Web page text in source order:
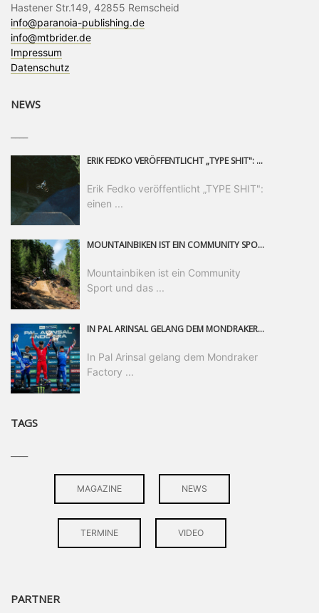
Hastener Str.149, 42855 Remscheid
info@paranoia-publishing.de
info@mtbrider.de
Impressum
Datenschutz
NEWS
ERIK FEDKO VERÖFFENTLICHT „TYPE SHIT": EINEN 23-MINÜTIGEN MOUNTAINBIKE-FILM, ÜBER DREI JAHRE RUND UM DIE WELT GEDREHT. ZEITGLEICH LAUNCHT ER DIE GLEICHNAMIGE KOLLEKTION SEINER BRAND TYPE. EIN SEGMENT DES FILMS ERSCHEINT SEPARAT AUF RED BULL BIKE.
Erik Fedko veröffentlicht „TYPE SHIT":
einen ...
MOUNTAINBIKEN IST EIN COMMUNITY SPORT UND DAS BEWEIST SICH IN DER BIKE REPUBLIC SÖLDEN GERADE EINDRUCKSVOLL AUF ALLEN LEVELN. FREERIDE PROFI, SHAPERIN UND FRISCH GEWÄHLTE SWATCH NINES MVP VERO SANDLER IST BEGEISTERT VON DER VIELFALT DER BIKE DESTINATION, DER NEUEN JUMPLINE UND PLÄDIERT FÜR MUT BEI (FRAUEN) COMMUNITIES. VERO UND IHR VERLOBTER SAM HODGES VERBRINGEN MEHRERE MONATE IN DER BIKE REPUBLIC UND LASSEN UNS DARAN TEILHABEN. UM COMMUNITY GEHT ES AUCH BEI DER PARTNERSCHAFT ZWISCHEN SÖLDEN UND DEM NEUEN RIDERS PARK DONOVALY IN DER SLOWAKEI: DER DORTIGE TOURISMUSDIREKTOR JIRI PEC IST ÜBERZEUGT: VON MEHR BIKEPARKS PROFITIERT DIE GANZE MTB-SZENE – UND MIT DOMINIK LINSER, GESCHÄFTSFÜHRER DER BRS, HAT ER DAMIT DEN PERFEKTEN PARTNER GEFUNDEN.
Mountainbiken ist ein Community
Sport und das ...
IN PAL ARINSAL GELANG DEM MONDRAKER FACTORY RACING DH-TEAM DER ERSTE PODIUMSERFOLG DER SAISON. NACHDEM ER DAS GANZE WOCHENENDE ÜBER EIN HERAUSRAGENDES TEMPO GEZEIGT HATTE, LEGTE RYAN „PINKY“ PINKERTON EINEN SENSATIONELLEN RENNLAUF HIN UND SICHERTE SICH DEN DRITTEN PLATZ – EIN ERGEBNIS, DAS DIE HARTE ARBEIT DES TEAMS BELOHNT UND EINEN WICHTIGEN WENDEPUNKT FÜR DEN WEITEREN SAISONVERLAUF MARKIERT.
In Pal Arinsal gelang dem Mondraker
Factory ...
TAGS
MAGAZINE NEWS
TERMINE VIDEO
PARTNER